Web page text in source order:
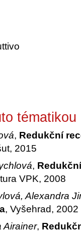
tématikou
, Redukční
2015
,
VPK, 2008
Alexandra
, Vyšehrad, 2002
Airainer,